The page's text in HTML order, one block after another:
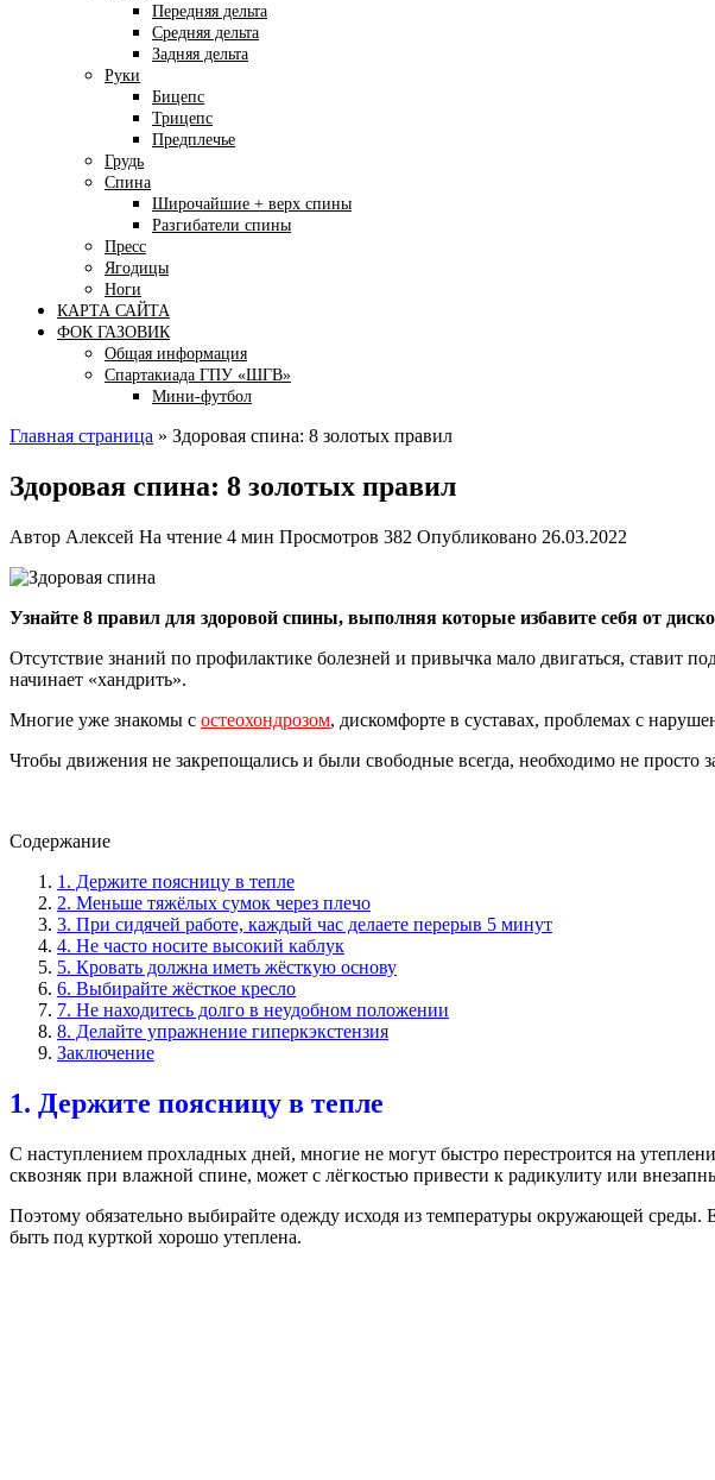
Передняя дельта
Средняя дельта
Задняя дельта
Руки
Бицепс
Трицепс
Предплечье
Грудь
Спина
Широчайшие + верх спины
Разгибатели спины
Пресс
Ягодицы
Ноги
КАРТА САЙТА
ФОК ГАЗОВИК
Общая информация
Спартакиада ГПУ «ШГВ»
Мини-футбол
Главная страница » Здоровая спина: 8 золотых правил
Здоровая спина: 8 золотых правил
Автор Алексей На чтение 4 мин Просмотров 382 Опубликовано 26.03.2022
Узнайте 8 правил для здоровой спины, выполняя которые избавите себя от
Отсутствие знаний по профилактике болезней и привычка мало двигаться, ставит
начинает «хандрить».
Многие уже знакомы с остеохондрозом, дискомфорте в суставах, проблемах с
Чтобы движения не закрепощались и были свободные всегда, необходимо не
Содержание
1. Держите поясницу в тепле
2. Меньше тяжёлых сумок через плечо
3. При сидячей работе, каждый час делаете перерыв 5 минут
4. Не часто носите высокий каблук
5. Кровать должна иметь жёсткую основу
6. Выбирайте жёсткое кресло
7. Не находитесь долго в неудобном положении
8. Делайте упражнение гиперкэкстензия
Заключение
1. Держите поясницу в тепле
С наступлением прохладных дней, многие не могут быстро перестроится на
сквозняк при влажной спине, может с лёгкостью привести к радикулиту или
Поэтому обязательно выбирайте одежду исходя из температуры окружающей
быть под курткой хорошо утеплена.